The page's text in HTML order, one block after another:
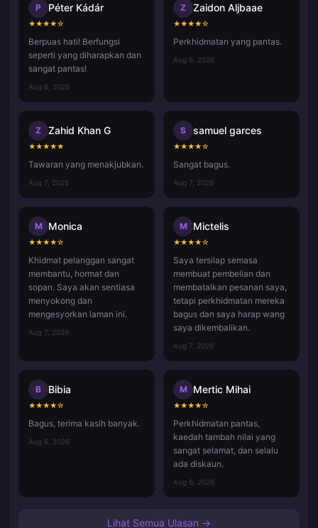
P Péter Kádár
★★★★☆
Berpuas hati! Berfungsi
seperti yang diharapkan dan
sangat pantas!
Aug 8, 2026
Z Zaidon Aljbaae
★★★★☆
Perkhidmatan yang pantas.
Aug 8, 2026
Z Zahid Khan G
★★★★★
Tawaran yang menakjubkan.
Aug 7, 2026
S samuel garces
★★★★☆
Sangat bagus.
Aug 7, 2026
M Monica
★★★★☆
Khidmat pelanggan sangat
membantu, hormat dan
sopan. Saya akan sentiasa
menyokong dan
mengesyorkan laman ini.
Aug 7, 2026
M Mictelis
★★★★☆
Saya tersilap semasa
membuat pembelian dan
membatalkan pesanan saya,
tetapi perkhidmatan mereka
bagus dan saya harap wang
saya dikembalikan.
Aug 7, 2026
B Bibia
★★★★☆
Bagus, terima kasih banyak.
Aug 6, 2026
M Mertic Mihai
★★★★☆
Perkhidmatan pantas,
kaedah tambah nilai yang
sangat selamat, dan selalu
ada diskaun.
Aug 6, 2026
Lihat Semua Ulasan →